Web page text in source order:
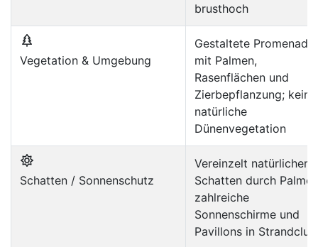
brusthoch
Vegetation & Umgebung
Gestaltete
mit Palmen,
Rasenflächen und
Zierbepflanzung; keine
natürliche
Dünenvegetation
Schatten / Sonnenschutz
Vereinzelt natürlicher
Schatten durch
zahlreiche
Sonnenschirme und
Pavillons in